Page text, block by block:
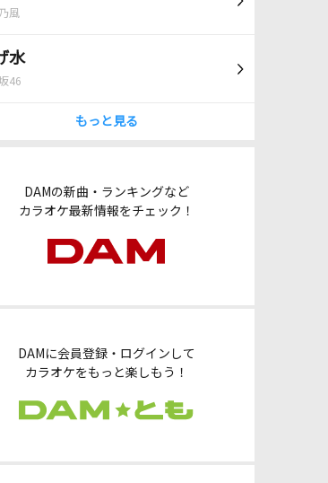
風
水
46
もっと見る
DAMの新曲・ランキングなど
カラオケ最新情報をチェック！
DAMに会員登録・ログインして
カラオケをもっと楽しもう！